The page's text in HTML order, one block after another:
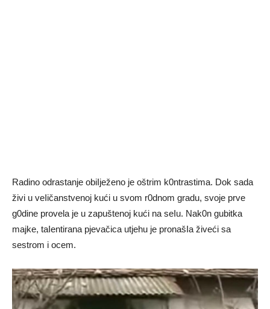
Radino odrastanje obiIježeno je oštrim k0ntrastima. Dok sada
živi u veIičanstvenoj kući u svom r0dnom gradu, svoje prve
g0dine provela je u zapuštenoj kući na seIu. Nak0n gubitka
majke, taIentirana pjevačica utjehu je pronašIa živeći sa
sestrom i ocem.